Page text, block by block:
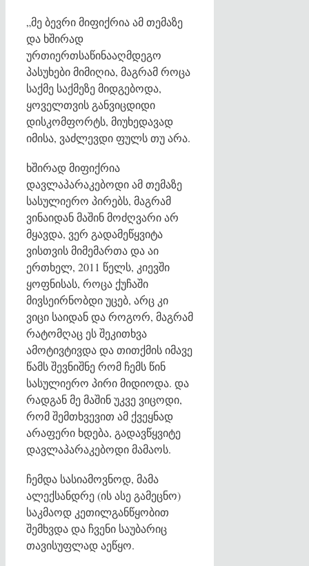
„მე ბევრი მიფიქრია ამ თემაზე
და ხშირად
ურთიერთსაწინააღმდეგო
პასუხები მიმიღია, მაგრამ როცა
საქმე საქმეზე მიდგებოდა,
ყოველთვის განვიცდიდი
დისკომფორტს, მიუხედავად
იმისა, ვაძლევდი ფულს თუ არა.
ხშირად მიფიქრია
დავლაპარაკებოდი ამ თემაზე
სასულიერო პირებს, მაგრამ
ვინაიდან მაშინ მოძღვარი არ
მყავდა, ვერ გადამეწყვიტა
ვისთვის მიმემართა და აი
ერთხელ, 2011 წელს, კიევში
ყოფნისას, როცა ქუჩაში
მივსეირნობდი უცებ, არც კი
ვიცი საიდან და როგორ, მაგრამ
რატომღაც ეს შეკითხვა
ამოტივტივდა და თითქმის იმავე
წამს შევნიშნე რომ ჩემს წინ
სასულიერო პირი მიდიოდა. და
რადგან მე მაშინ უკვე ვიცოდი,
რომ შემთხვევით ამ ქვეყნად
არაფერი ხდება, გადავწყვიტე
დავლაპარაკებოდი მამაოს.
ჩემდა სასიამოვნოდ, მამა
ალექსანდრე (ის ასე გამეცნო)
საკმაოდ კეთილგანწყობით
შემხვდა და ჩვენი საუბარიც
თავისუფლად აეწყო.